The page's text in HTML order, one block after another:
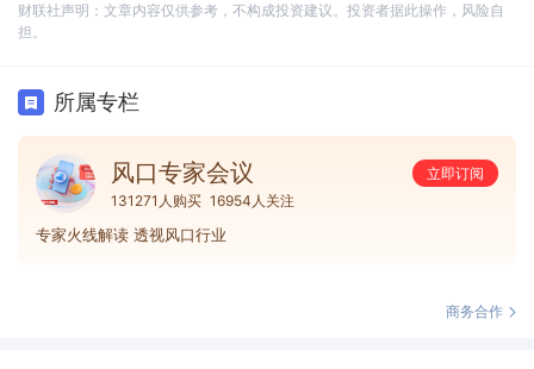
财联社声明：文章内容仅供参考，不构成投资建议。投资者据此操作，风险自
担。
所属专栏
风口专家会议
立即订阅
131271人购买 16954人关注
专家火线解读 透视风口行业
商务合作